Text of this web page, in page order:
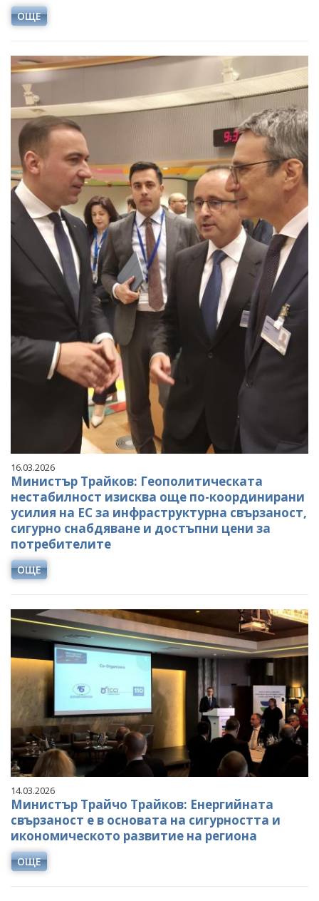
ОЩЕ
16.03.2026
Министър Трайков: Геополитическата
нестабилност изисква още по-координирани
усилия на ЕС за инфраструктурна свързаност,
сигурно снабдяване и достъпни цени за
потребителите
ОЩЕ
14.03.2026
Министър Трайчо Трайков: Енергийната
свързаност е в основата на сигурността и
икономическото развитие на региона
ОЩЕ